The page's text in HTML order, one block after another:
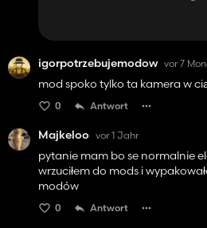
igorpotrzebujemodow vor 7
mod spoko tylko ta kamera w
0 Antwort
Majkeloo vor 1 Jahr
pytanie mam bo se normalnie
wrzuciłem do mods i
modów
0 Antwort